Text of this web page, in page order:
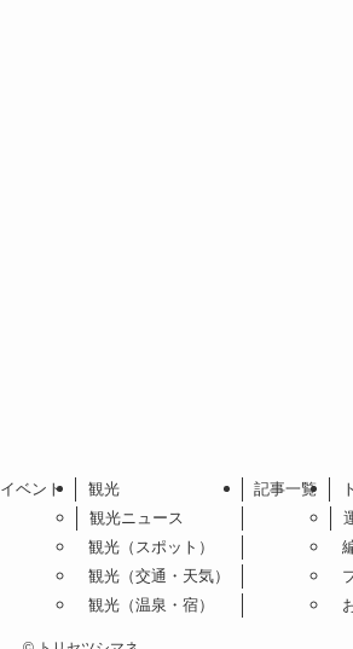
イベント
観光
観光ニュース
観光（スポット）
観光（交通・天気）
観光（温泉・宿）
記事一覧